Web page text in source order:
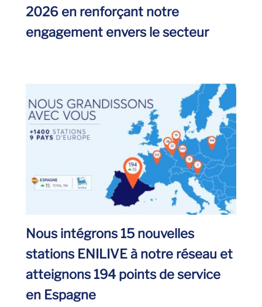
2026 en renforçant notre
engagement envers le secteur
Nous intégrons 15 nouvelles
stations ENILIVE à notre réseau et
atteignons 194 points de service
en Espagne